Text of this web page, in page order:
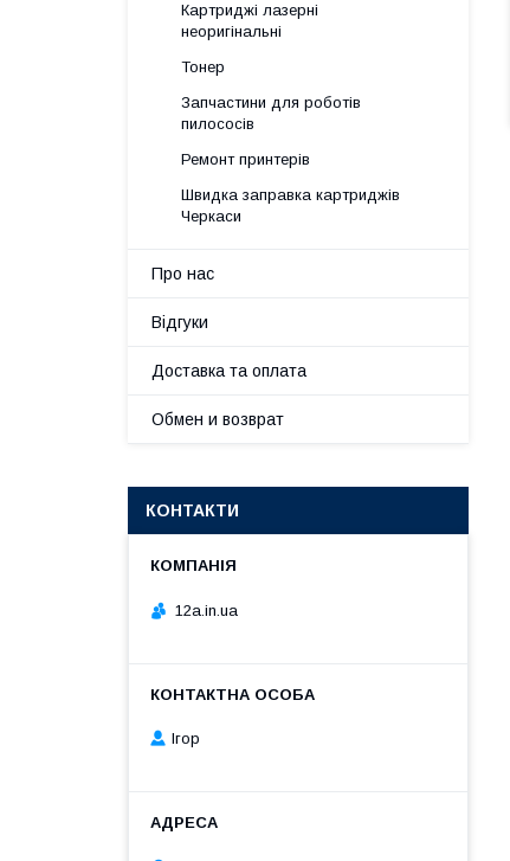
Картриджі лазерні
неоригінальні
Тонер
Запчастини для роботів
пилососів
Ремонт принтерів
Швидка заправка картриджів
Черкаси
Про нас
Відгуки
Доставка та оплата
Обмен и возврат
КОНТАКТИ
12a.in.ua
Ігор